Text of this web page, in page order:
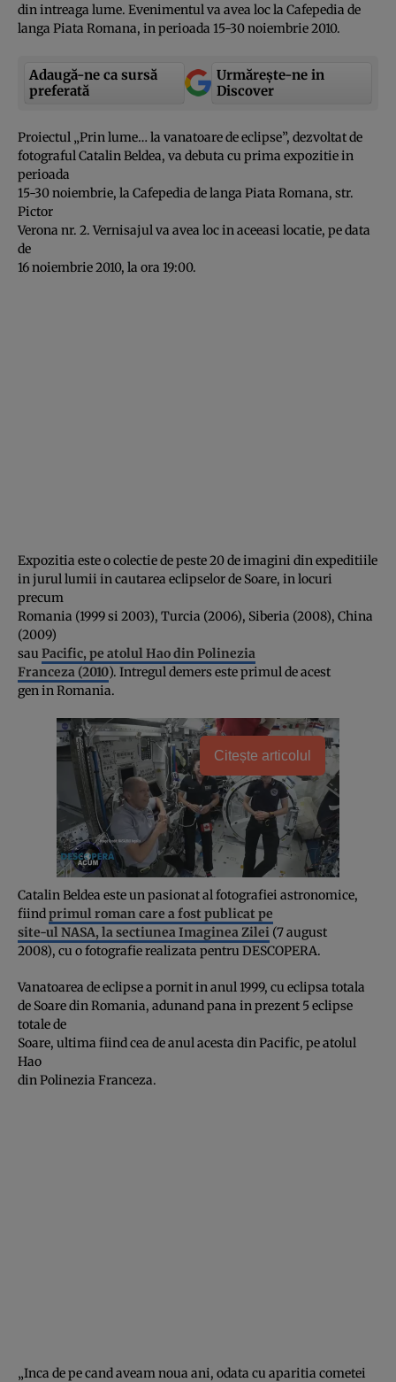
din intreaga lume. Evenimentul va avea loc la Cafepedia de
langa Piata Romana, in perioada 15-30 noiembrie 2010.
Adaugă-ne ca sursă
preferată
Urmărește-ne in
Discover
Proiectul „Prin lume… la vanatoare de eclipse”, dezvoltat de
fotograful Catalin Beldea, va debuta cu prima expozitie in
perioada
15-30 noiembrie, la Cafepedia de langa Piata Romana, str.
Pictor
Verona nr. 2. Vernisajul va avea loc in aceeasi locatie, pe data
de
16 noiembrie 2010, la ora 19:00.
Expozitia este o colectie de peste 20 de imagini din expeditiile
in jurul lumii in cautarea eclipselor de Soare, in locuri
precum
Romania (1999 si 2003), Turcia (2006), Siberia (2008), China
(2009)
sau Pacific, pe atolul Hao din Polinezia
Franceza (2010). Intregul demers este primul de acest
gen in Romania.
Citește articolul
Catalin Beldea este un pasionat al fotografiei astronomice,
fiindprimul roman care a fost publicat pe
site-ul NASA, la sectiunea Imaginea Zilei (7 august
2008), cu o fotografie realizata pentru DESCOPERA.
Vanatoarea de eclipse a pornit in anul 1999, cu eclipsa totala
de Soare din Romania, adunand pana in prezent 5 eclipse
totale de
Soare, ultima fiind cea de anul acesta din Pacific, pe atolul
Hao
din Polinezia Franceza.
„Inca de pe cand aveam noua ani, odata cu aparitia cometei